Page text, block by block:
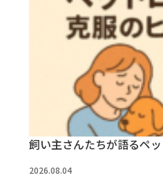
飼い主さんたちが語るペ
2026.08.04